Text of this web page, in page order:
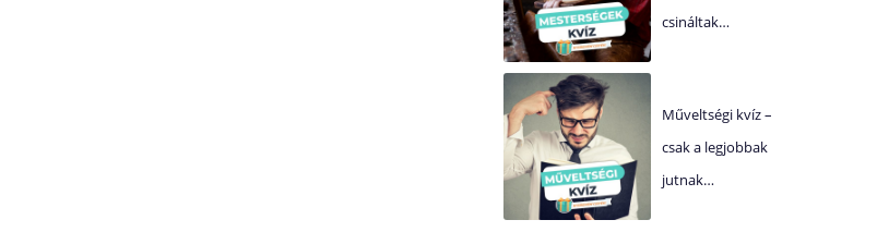
csináltak…
Műveltségi kvíz –
csak a legjobbak
jutnak…